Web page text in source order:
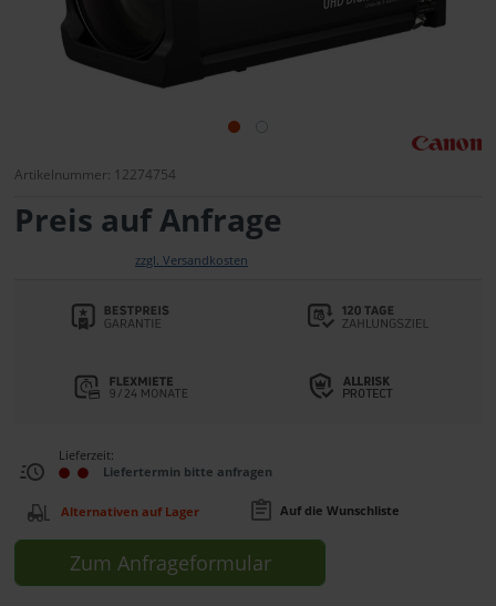
Artikelnummer: 12274754
Preis auf Anfrage
zzgl. Versandkosten
Lieferzeit:
Liefertermin bitte anfragen
Alternativen auf Lager Auf die Wunschliste
Zum Anfrageformular